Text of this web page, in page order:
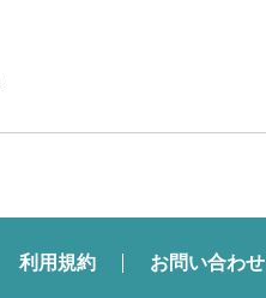
利用規約 お問い合わせ